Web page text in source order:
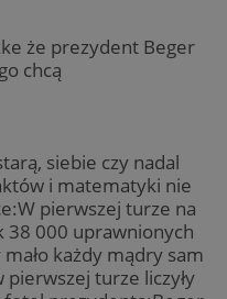
że prezydent Beger
chcą
siebie czy nadal
i matematyki nie
pierwszej turze na
38 000 uprawnionych
każdy mądry sam
turze liczyły